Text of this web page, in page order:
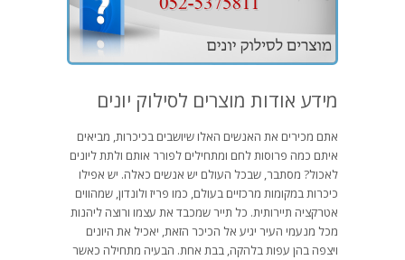
מידע אודות מוצרים לסילוק יונים
אתם מכירים את האנשים האלו שיושבים בכיכרות, מביאים
איתם כמה פרוסות לחם ומתחילים לפורר אותם ולתת ליונים
לאכול? מסתבר, שבכל העולם יש אנשים כאלה. יש אפילו
כיכרות במקומות מרכזיים בעולם, כמו פריז ולונדון, שמהווים
אטרקציה תיירותית. כל תייר שמכבד את עצמו ורוצה ליהנות
מכל מנעמי העיר יגיע אל הכיכר הזאת, יאכיל את היונים
ויצפה בהן עפות בלהקה, בבת אחת. הבעיה מתחילה כאשר